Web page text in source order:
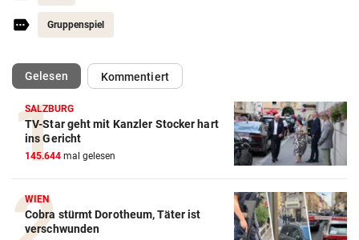
Gruppenspiel
Gelesen(ausgewählt)Kommentiert
SALZBURG
TV-Star geht mit Kanzler Stocker hart
ins Gericht
145.644 mal gelesen
WIEN
Cobra stürmt Dorotheum, Täter ist
verschwunden
Action-Cam Vergleich
ZUM VERGLEICH
Crosstrainer Vergleich
ZUM VERGLEICH